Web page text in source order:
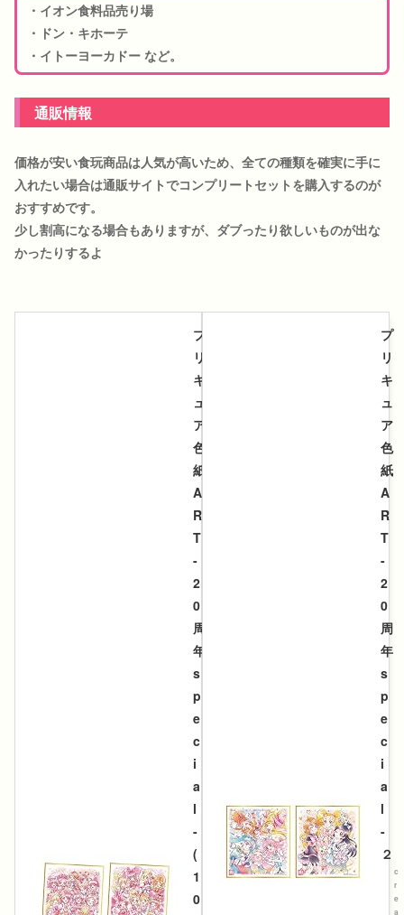
・イオン食料品売り場
・ドン・キホーテ
・イトーヨーカドー など。
通販情報
価格が安い食玩商品は人気が高いため、全ての種類を確実に手に
入れたい場合は通販サイトでコンプリートセットを購入するのが
おすすめです。
少し割高になる場合もありますが、ダブったり欲しいものが出な
かったりするよ
プ
リ
キ
ュ
ア
色
紙
A
R
T
-
2
0
周
年
s
p
e
c
i
a
l
-
(
1
0
プ
リ
キ
ュ
ア
色
紙
A
R
T
-
2
0
周
年
s
p
e
c
i
a
l
-
２
c
r
e
a